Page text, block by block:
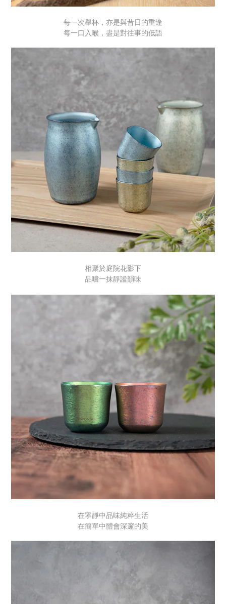
每一次舉杯，亦是與昔日的重逢
每一口入喉，盡是對往事的低語
相聚於庭院花影下
品嚐一抹靜謐韻味
在寧靜中品味純粹生活
在簡單中體會深邃的美